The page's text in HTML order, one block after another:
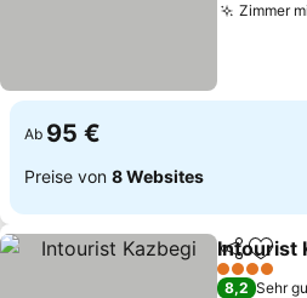
Zimmer
Ab 95 €
Preise von 8 Websites
TeilenZu
Intourist
4 Sterne
8,2 Sehr